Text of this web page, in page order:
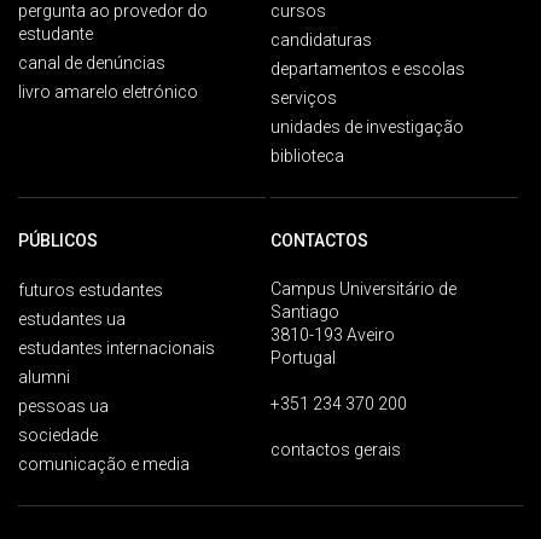
pergunta ao provedor do
estudante
canal de denúncias
livro amarelo eletrónico
cursos
candidaturas
departamentos e escolas
serviços
unidades de investigação
biblioteca
PÚBLICOS
futuros estudantes
estudantes ua
estudantes internacionais
alumni
pessoas ua
sociedade
comunicação e media
CONTACTOS
Campus Universitário de
Santiago
3810-193 Aveiro
Portugal
+351 234 370 200
contactos gerais